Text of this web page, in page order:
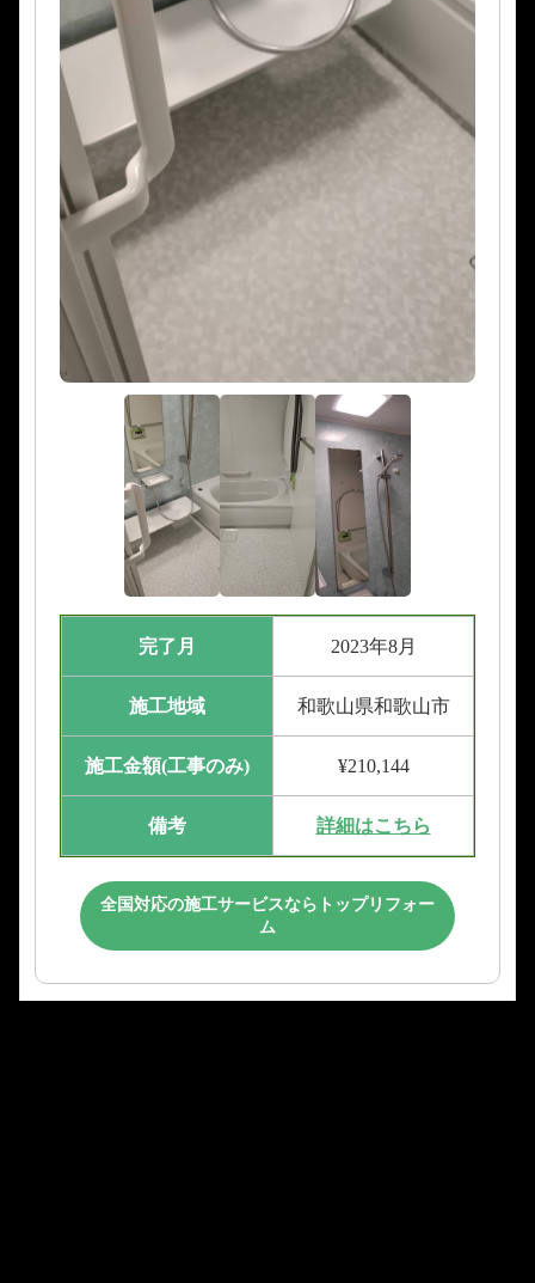
完了月 2023年8月
施工地域 和歌山県和歌山市
施工金額(工事のみ) ¥210,144
備考 詳細はこちら
全国対応の施工サービスならトップリフォー
ム